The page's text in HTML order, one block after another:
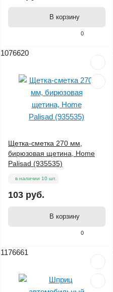
0
В корзину
1076620
0
Щетка-сметка 270 мм,
бирюзовая щетина, Home
Palisad (935535)
в наличии 10 шт.
103 руб.
В корзину
1176661